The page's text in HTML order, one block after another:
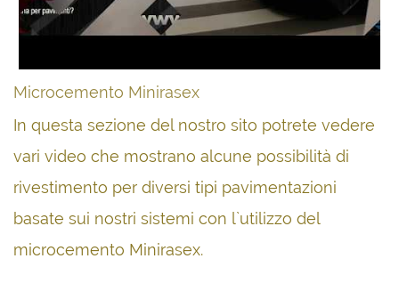
Microcemento Minirasex
In questa sezione del nostro sito potrete vedere
vari video che mostrano alcune possibilità di
rivestimento per diversi tipi pavimentazioni
basate sui nostri sistemi con l`utilizzo del
microcemento Minirasex.